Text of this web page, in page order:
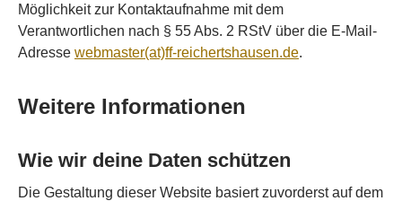
Möglichkeit zur Kontaktaufnahme mit dem
Verantwortlichen nach § 55 Abs. 2 RStV über die E-Mail-
Adresse webmaster(at)ff-reichertshausen.de.
Weitere Informationen
Wie wir deine Daten schützen
Die Gestaltung dieser Website basiert zuvorderst auf dem